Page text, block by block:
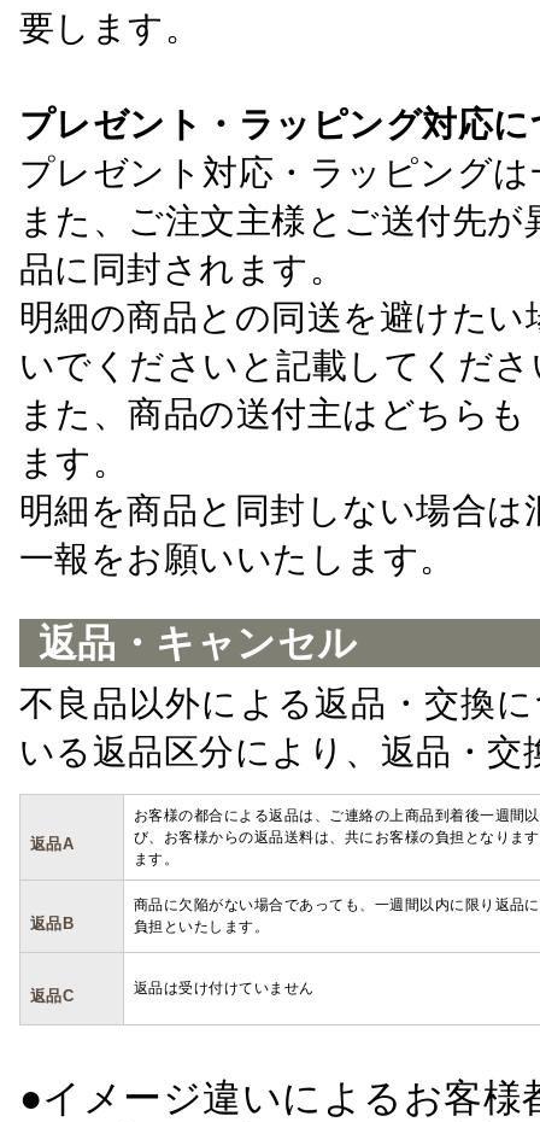
要します。
プレゼント・ラッピング対応
プレゼント対応・ラッピング
また、ご注文主様とご送付先
品に同封されます。
明細の商品との同送を避けた
いでくださいと記載してくださ
また、商品の送付主はどちら
ます。
明細を商品と同封しない場合
一報をお願いいたします。
返品・キャンセル
不良品以外による返品・交換
いる返品区分により、返品・
返品A
お客様の都合による返品は、ご連絡の上商品到着後一週間
び、お客様からの返品送料は、共にお客様の負担となりま
ます。
返品B
商品に欠陥がない場合であっても、一週間以内に限り返品
負担といたします。
返品C 返品は受け付けていません
●イメージ違いによるお客